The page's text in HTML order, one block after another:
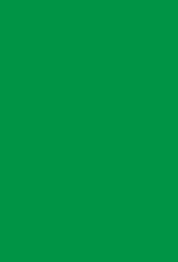
जानकारी
गरेको
बढिरहेको
दिए ।
छ ।
बताए । यो